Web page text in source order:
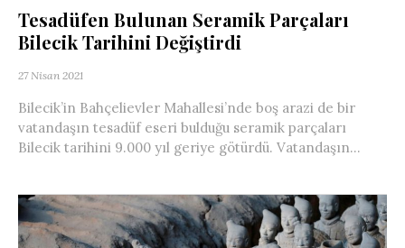
Tesadüfen Bulunan Seramik Parçaları
Bilecik Tarihini Değiştirdi
27 Nisan 2021
Bilecik’in Bahçelievler Mahallesi’nde boş arazi de bir
vatandaşın tesadüf eseri bulduğu seramik parçaları
Bilecik tarihini 9.000 yıl geriye götürdü. Vatandaşın...